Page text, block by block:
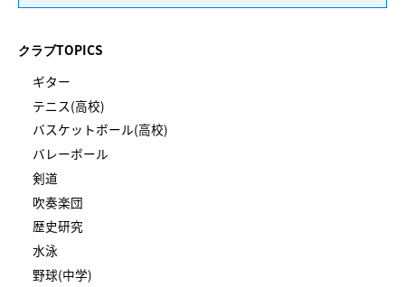
クラブTOPICS
ギター
テニス(高校)
バスケットボール(高校)
バレーボール
剣道
吹奏楽団
歴史研究
水泳
野球(中学)